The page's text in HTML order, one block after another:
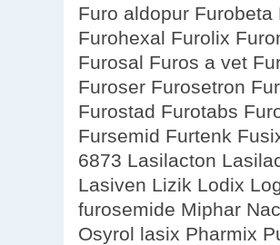
Furo aldopur
Furohexal Furolix
Furosal Furos a vet
Furoser Furosetron
Furostad Furotabs
Fursemid Furtenk
6873 Lasilacton
Lasiven Lizik Lodix
furosemide Miphar
Osyrol lasix Pharmix